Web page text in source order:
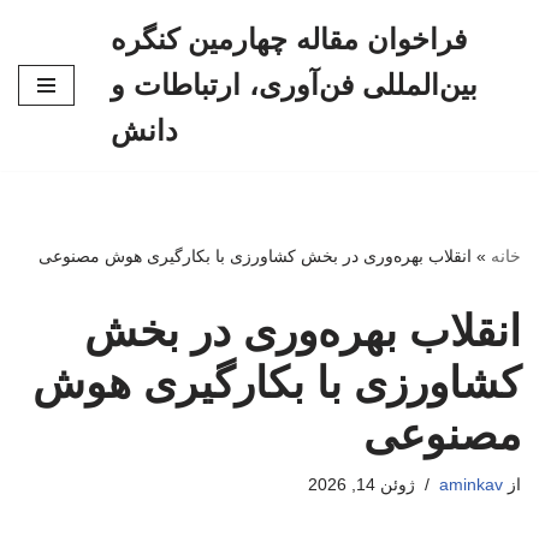
فراخوان مقاله چهارمین کنگره
بین‌المللی فن‌آوری، ارتباطات و
دانش
خانه » انقلاب بهره‌وری در بخش کشاورزی با بکارگیری هوش مصنوعی
انقلاب بهره‌وری در بخش
کشاورزی با بکارگیری هوش
مصنوعی
از aminkav ژوئن 14, 2026